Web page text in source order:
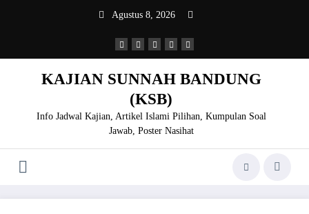
Agustus 8, 2026
KAJIAN SUNNAH BANDUNG
(KSB)
Info Jadwal Kajian, Artikel Islami Pilihan, Kumpulan Soal
Jawab, Poster Nasihat